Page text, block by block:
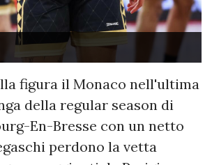
figura il Monaco nell'ultima
della regular season di
En-Bresse con un netto
perdono la vetta